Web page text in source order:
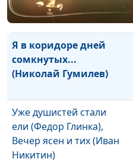
Я в коридоре дней
сомкнутых...
(Николай Гумилев)
Уже душистей стали
ели (Федор Глинка),
Вечер ясен и тих (Иван
Никитин)